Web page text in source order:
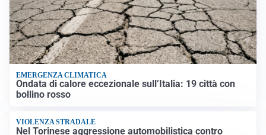
EMERGENZA CLIMATICA
Ondata di calore eccezionale sull’Italia: 19 città con
bollino rosso
VIOLENZA STRADALE
Nel Torinese aggressione automobilistica contro